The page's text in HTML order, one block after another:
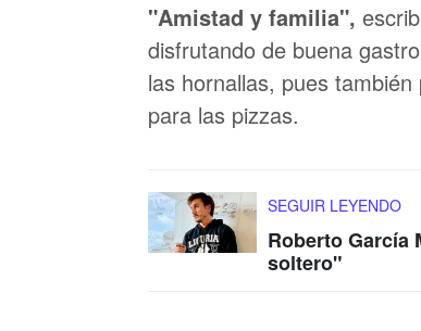
"Amistad y familia",
disfrutando de buena
las hornallas, pues
para las pizzas.
SEGUIR LEYENDO
Roberto García
soltero"